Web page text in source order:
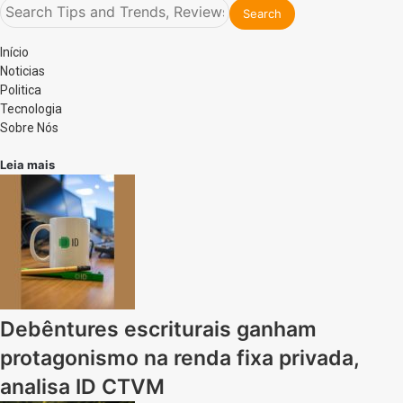
Início
Noticias
Politica
Tecnologia
Sobre Nós
Leia mais
Debêntures escriturais ganham
protagonismo na renda fixa privada,
analisa ID CTVM